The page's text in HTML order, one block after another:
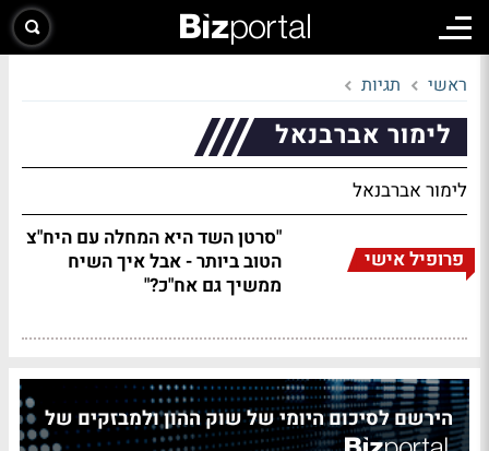
ראשי תגיות
לימור אברבנאל
לימור אברבנאל
פרופיל אישי
"סרטן השד היא המחלה עם היח"צ
הטוב ביותר - אבל איך השיח
ממשיך גם אח"כ?"
הירשם לסיכום היומי של שוק ההון ולמבזקים של